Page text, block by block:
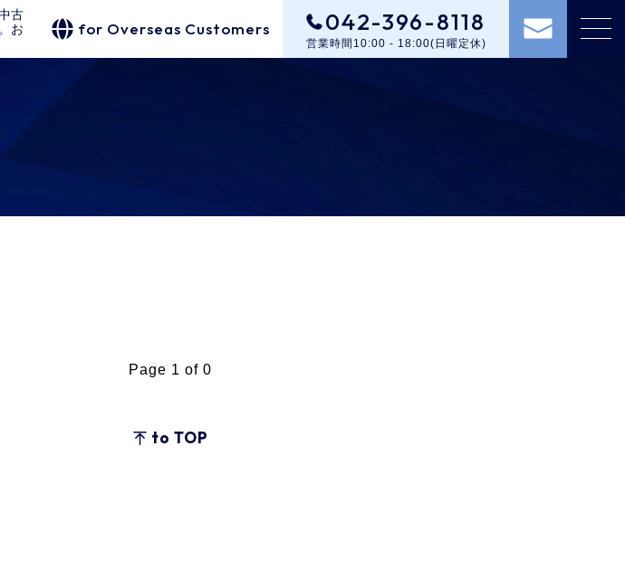
古
お
for Overseas Customers 042-396-8118
営業時間10:00 - 18:00(日曜定休)
Page 1 of 0
to TOP